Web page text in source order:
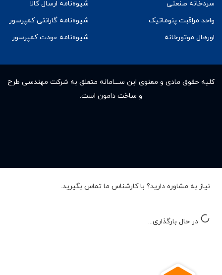
سردخانه صنعتی
واحد مراقبت پنوماتیک
اورهال موتورخانه
شیوه‌نامه ارسال کالا
شیوه‌نامه گارانتی کمپرسور
شیوه‌نامه عودت کمپرسور
کلیه حقوق مادى و معنوى این ســـامانه متعلق به شرکت مهندسی طرح
و ساخت دامون است.
نیاز به مشاوره دارید؟ با کارشناس ما تماس بگیرید.
در حال بارگذاری...